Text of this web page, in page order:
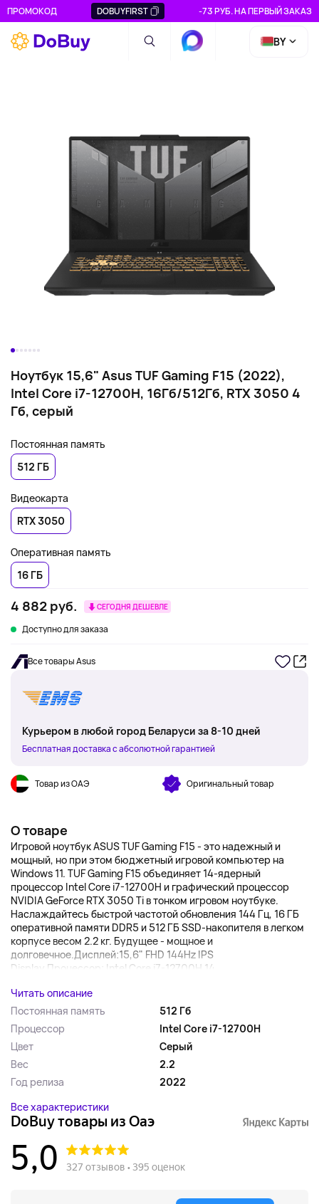
ПРОМОКОД DOBUYFIRST -73 РУБ. НА ПЕРВЫЙ ЗАКАЗ
BY
Ноутбук 15,6" Asus TUF Gaming F15 (2022),
Intel Core i7-12700H, 16Гб/512Гб, RTX 3050 4
Гб, серый
Постоянная память
512 ГБ
Видеокарта
RTX 3050
Оперативная память
16 ГБ
4 882 руб. СЕГОДНЯ ДЕШЕВЛЕ
Доступно для заказа
Все товары Asus
Курьером в любой город Беларуси за 8-10 дней
Бесплатная доставка с абсолютной гарантией
Товар из ОАЭ Оригинальный товар
О товаре
Игровой ноутбук ASUS TUF Gaming F15 - это надежный и
мощный, но при этом бюджетный игровой компьютер на
Windows 11. TUF Gaming F15 объединяет 14-ядерный
процессор Intel Core i7-12700H и графический процессор
NVIDIA GeForce RTX 3050 Ti в тонком игровом ноутбуке.
Наслаждайтесь быстрой частотой обновления 144 Гц, 16 ГБ
оперативной памяти DDR5 и 512 ГБ SSD-накопителя в легком
корпусе весом 2.2 кг. Будущее - мощное и
долговечное.Дисплей:15,6" FHD 144Hz IPS
Display.Процессор: Intel Core i7-12700H 14 ...
Читать описание
Постоянная память
512 Гб
Процессор
Intel Core i7-12700H
Цвет
Серый
Вес
2.2
Год релиза
2022
Все характеристики